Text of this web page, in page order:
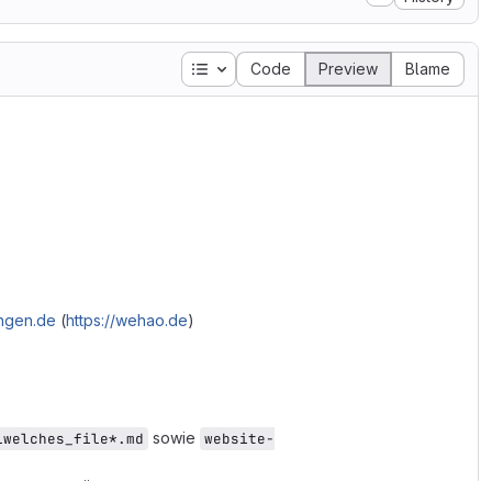
Table of contents
Code Preview Blame
(https://wehao.de)
sowie website-